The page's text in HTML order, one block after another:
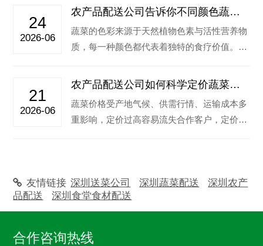
合…‌
24
2026-06
农产品配送公司告诉你不同颜色蔬菜
有什么功效
蔬菜的色彩来源于天然植物色素与活性营养物
质，每一种颜色都代表着独特的食疗价值。下
色…‌
21
2026-06
农产品配送公司如何科学定价蔬菜价
格？
蔬菜价格受产地气候、供需行情、运输成本多
重影响，定价过高容易流失合作客户，定价偏
友情链接 深圳送菜公司 深圳蔬菜配送
深圳农产
品配送
深圳食堂食材配送
合作咨询热线